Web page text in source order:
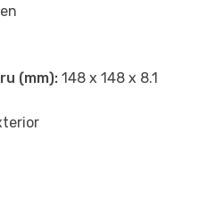
(mm): 148 x 148 x 8.1